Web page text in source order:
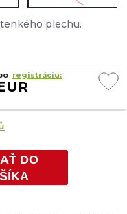
plechu.
v plytších
vegetácie....
registráciu:
DO